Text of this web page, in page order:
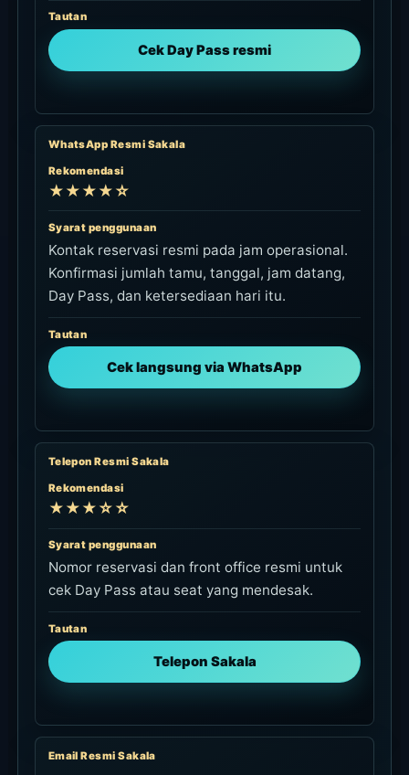
Tautan
Cek Day Pass resmi
WhatsApp Resmi Sakala
Rekomendasi
★★★★☆
Syarat penggunaan
Kontak reservasi resmi pada jam operasional.
Konfirmasi jumlah tamu, tanggal, jam datang,
Day Pass, dan ketersediaan hari itu.
Tautan
Cek langsung via WhatsApp
Telepon Resmi Sakala
Rekomendasi
★★★☆☆
Syarat penggunaan
Nomor reservasi dan front office resmi untuk
cek Day Pass atau seat yang mendesak.
Tautan
Telepon Sakala
Email Resmi Sakala